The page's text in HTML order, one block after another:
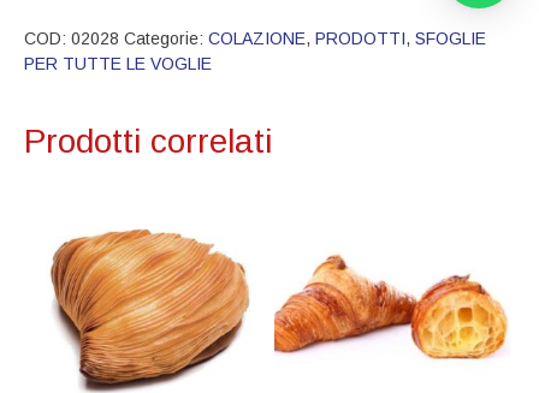
COD: 02028 Categorie: COLAZIONE, PRODOTTI, SFOGLIE
PER TUTTE LE VOGLIE
Prodotti correlati